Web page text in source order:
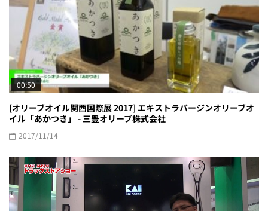
00:50
[オリーブオイル関西国際展 2017] エキストラバージンオリーブオ
イル「あかつき」 - 三豊オリーブ株式会社
2017/11/14